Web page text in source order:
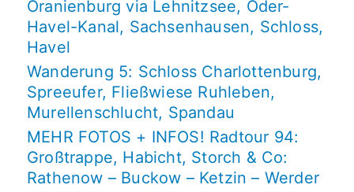
Oranienburg via Lehnitzsee, Oder-
Havel-Kanal, Sachsenhausen, Schloss,
Havel
Wanderung 5: Schloss Charlottenburg,
Spreeufer, Fließwiese Ruhleben,
Murellenschlucht, Spandau
MEHR FOTOS + INFOS! Radtour 94:
Großtrappe, Habicht, Storch & Co:
Rathenow – Buckow – Ketzin – Werder